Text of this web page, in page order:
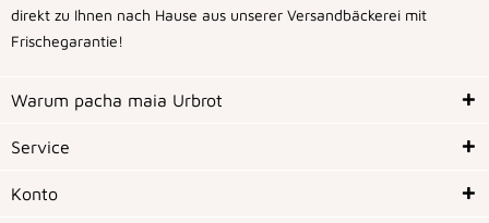
direkt zu Ihnen nach Hause aus unserer Versandbäckerei mit
Frischegarantie!
Warum pacha maia Urbrot
Service
Konto